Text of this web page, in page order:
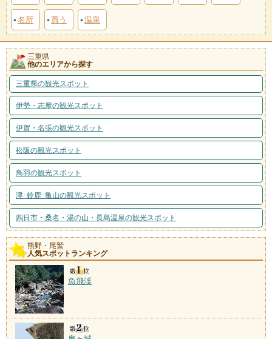
名所 買う 温泉
三重県
他のエリアから探す
三重県の観光スポット
伊勢・志摩の観光スポット
伊賀・名張の観光スポット
松阪の観光スポット
鳥羽の観光スポット
津･鈴鹿･亀山の観光スポット
四日市・桑名・湯の山・長島温泉の観光スポット
熊野・尾鷲
人気スポットランキング
魚飛渓